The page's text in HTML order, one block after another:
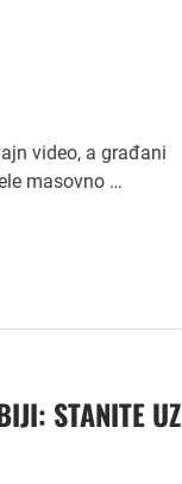
video, a građani
masovno …
STANITE UZ